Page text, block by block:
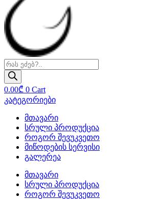
Products
search
0.00₾ 0 Cart
კატეგორიები
მთავარი
სრული პროდუქცია
როგორ შევუკვეთო
მიწოდების სერვისი
გალერეა
მთავარი
სრული პროდუქცია
როგორ შევუკვეთო